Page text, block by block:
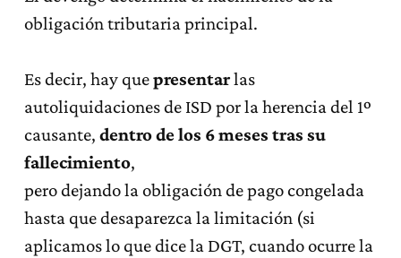
obligación tributaria principal.
Es decir, hay quepresentarlas
autoliquidaciones de ISD por la herencia del 1º
causante, dentro de los 6 meses tras su
fallecimiento,
pero dejando la obligación de pago congelada
hasta que desaparezca la limitación (si
aplicamos lo que dice la DGT, cuando ocurre la